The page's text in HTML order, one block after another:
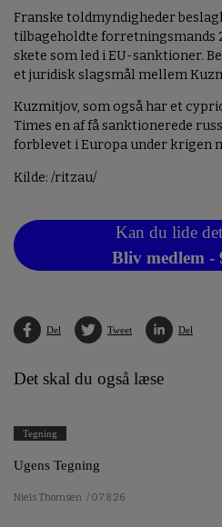
Franske toldmyndigheder
tilbageholdte forretningsmands
skete som led i EU-sanktioner.
et juridisk slagsmål mellem
Kuzmitjov, som også har et
Times en af få sanktionerede
forblevet i Europa under krigen
Kilde: /ritzau/
Kan du lide
Bliv medlem -
Del Tweet Del
Det skal du også læse
Tegning
Ugens Tegning
Niels Thomsen / 07.8.26